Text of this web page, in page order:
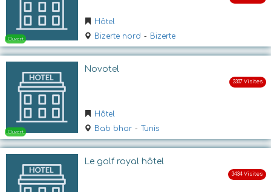
Ouvert
Ouvert
Hôtel
Bizerte nord - Bizerte
Novotel
Hôtel
Bab bhar - Tunis
Le golf royal hôtel